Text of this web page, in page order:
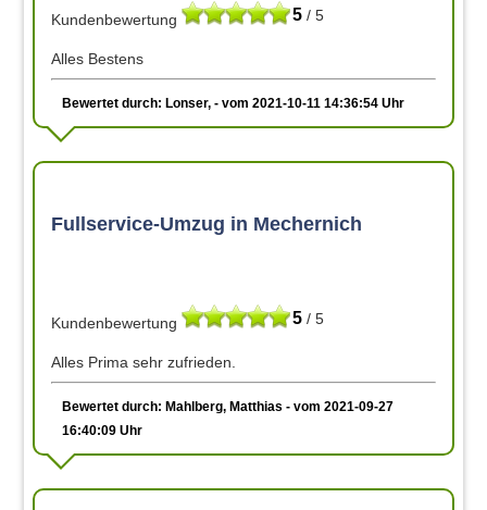
5 / 5
Kundenbewertung
Alles Bestens
Bewertet durch: Lonser, - vom 2021-10-11 14:36:54 Uhr
Fullservice-Umzug in Mechernich
5 / 5
Kundenbewertung
Alles Prima sehr zufrieden.
Bewertet durch: Mahlberg, Matthias - vom 2021-09-27
16:40:09 Uhr